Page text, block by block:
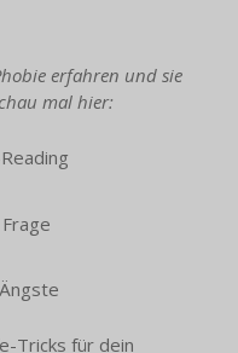
erfahren und sie
mal hier:
Tricks für dein